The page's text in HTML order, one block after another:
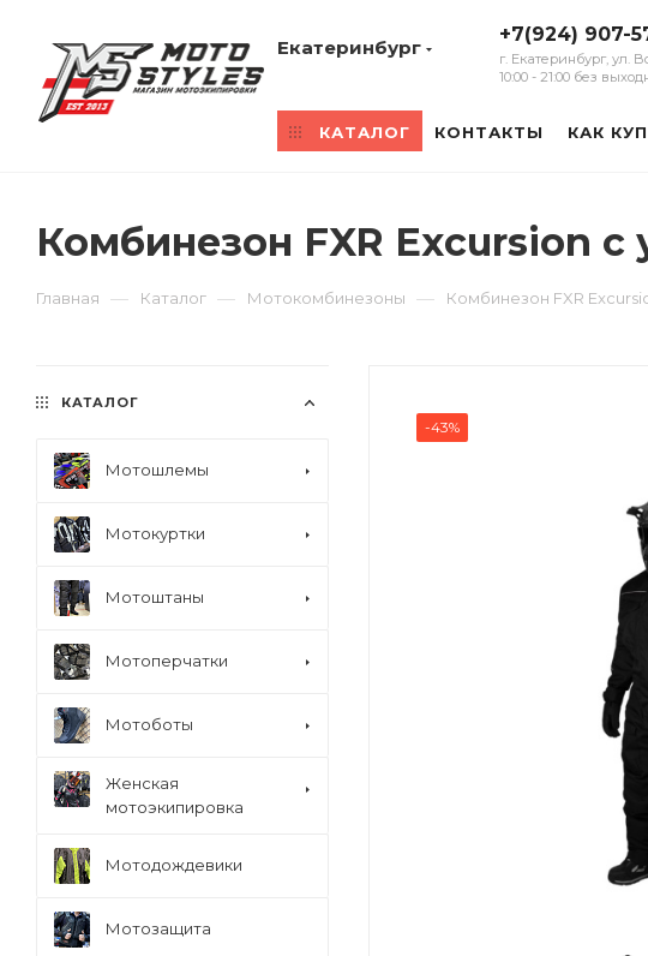
Екатеринбург
+7(924) 907-
г. Екатеринбург, ул.
10:00 - 21:00 без
КАТАЛОГ КОНТАКТЫ КАК
Комбинезон FXR Excursion
Главная — Каталог — Мотокомбинезоны — Комбинезон FXR
-43%
КАТАЛОГ
Мотошлемы
Мотокуртки
Мотоштаны
Мотоперчатки
Мотоботы
Женская
мотоэкипировка
Мотодождевики
Мотозащита